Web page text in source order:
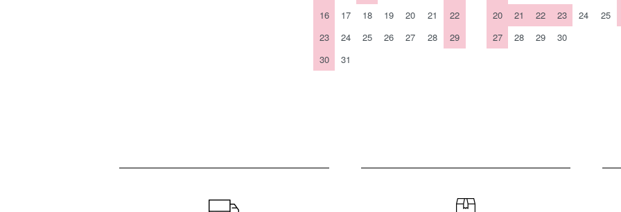
16
17 18 19 20 21
22
23
24 25 26 27 28
29
30
31
20
21 22 23 24 25
27
28 29 30